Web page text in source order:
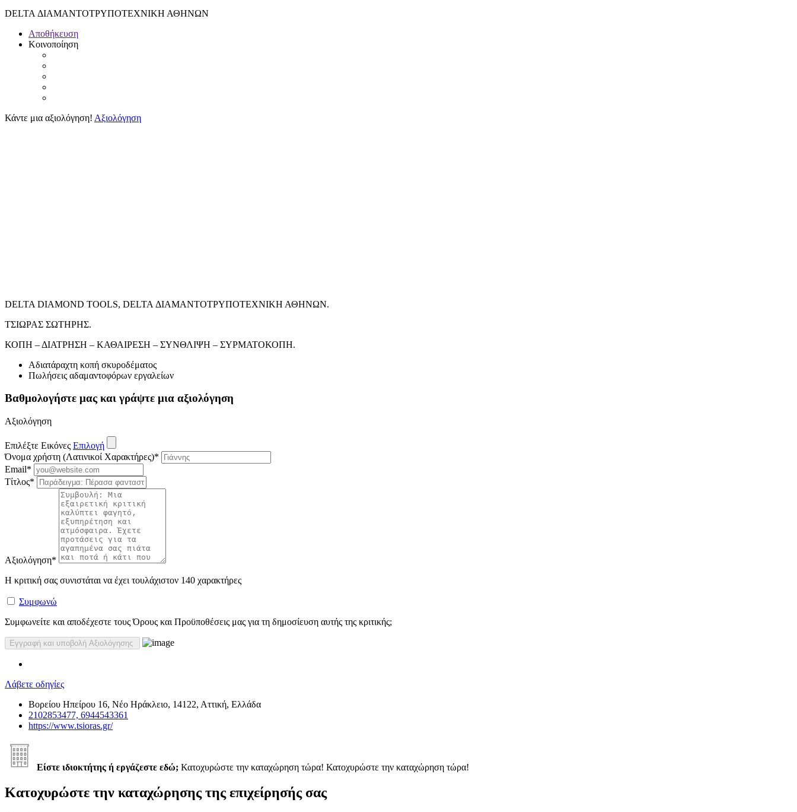
DELTA ΔΙΑΜΑΝΤΟΤΡΥΠΟΤΕΧΝΙΚΗ ΑΘΗΝΩΝ
Αποθήκευση
Κοινοποίηση
Κάντε μια αξιολόγηση! Αξιολόγηση
DELTA DIAMOND TOOLS, DELTA ΔΙΑΜΑΝΤΟΤΡΥΠΟΤΕΧΝΙΚΗ ΑΘΗΝΩΝ.
ΤΣΙΩΡΑΣ ΣΩΤΗΡΗΣ.
ΚΟΠΗ – ΔΙΑΤΡΗΣΗ – ΚΑΘΑΙΡΕΣΗ – ΣΥΝΘΛΙΨΗ – ΣΥΡΜΑΤΟΚΟΠΗ.
Αδιατάραχτη κοπή σκυροδέματος
Πωλήσεις αδαμαντοφόρων εργαλείων
Βαθμολογήστε μας και γράψτε μια αξιολόγηση
Αξιολόγηση
Επιλέξτε Εικόνες Επιλογή
Όνομα χρήστη (Λατινικοί Χαρακτήρες)*
Email*
Τίτλος*
Αξιολόγηση*
Η κριτική σας συνιστάται να έχει τουλάχιστον 140 χαρακτήρες
Συμφωνώ
Συμφωνείτε και αποδέχεστε τους Όρους και Προϋποθέσεις μας για τη δημοσίευση αυτής της κριτικής;
Λάβετε οδηγίες
Βορείου Ηπείρου 16, Νέο Ηράκλειο, 14122, Αττική, Ελλάδα
2102853477, 6944543361
https://www.tsioras.gr/
Είστε ιδιοκτήτης ή εργάζεστε εδώ; Κατοχυρώστε την καταχώρηση τώρα! Κατοχυρώστε την καταχώρηση τώρα!
Κατοχυρώστε την καταχώρησης της επιχείρησής σας